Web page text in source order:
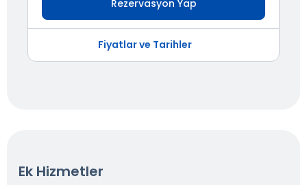
Rezervasyon Yap
Fiyatlar ve Tarihler
Ek Hizmetler